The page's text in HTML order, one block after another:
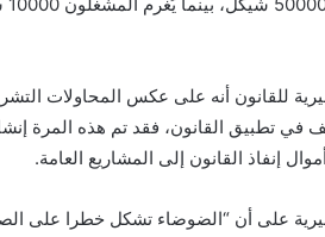
للقانون أنه على عكس المحاولات
تطبيق القانون، فقد تم هذه المرة
إنفاذ القانون إلى المشاريع العامة.
على أن “الضوضاء تشكل خطرا على